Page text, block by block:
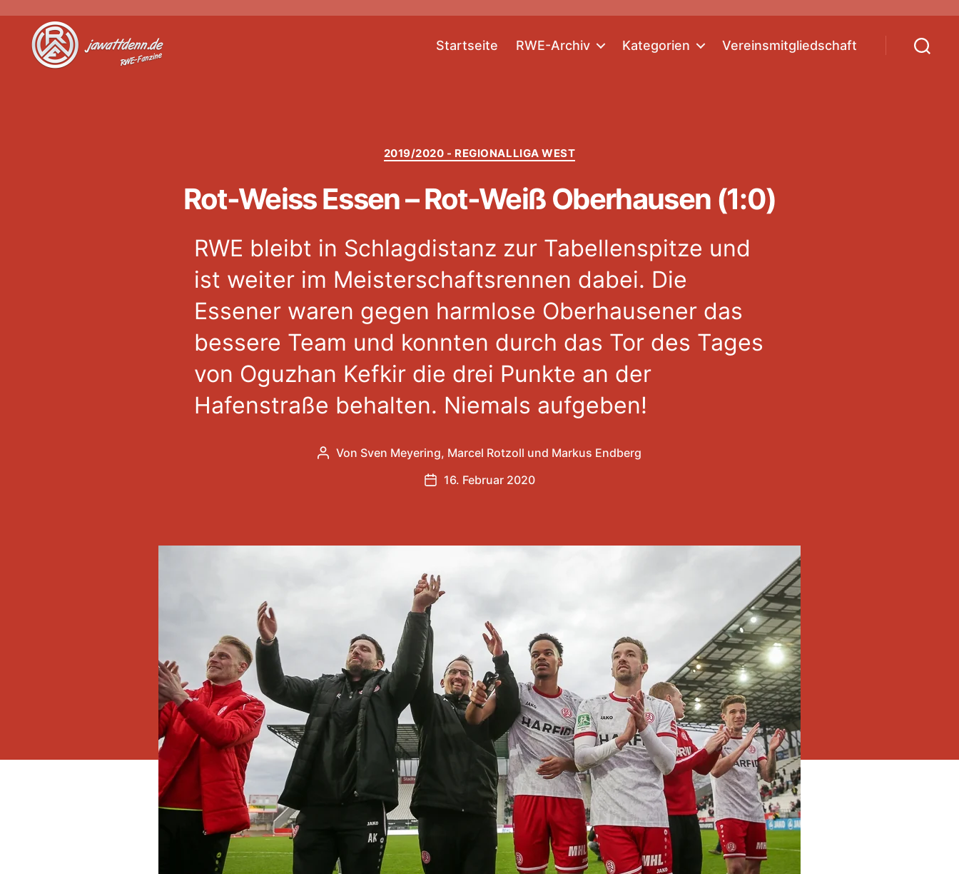
Startseite RWE-Archiv Kategorien Vereinsmitgliedschaft
Kategorien
2019/2020 - REGIONALLIGA WEST
Rot-Weiss Essen – Rot-Weiß Oberhausen (1:0)
RWE bleibt in Schlagdistanz zur Tabellenspitze und
ist weiter im Meisterschaftsrennen dabei. Die
Essener waren gegen harmlose Oberhausener das
bessere Team und konnten durch das Tor des Tages
von Oguzhan Kefkir die drei Punkte an der
Hafenstraße behalten. Niemals aufgeben!
Beitragsautor
Von Sven Meyering, Marcel Rotzoll und Markus Endberg
Veröffentlichungsdatum
16. Februar 2020